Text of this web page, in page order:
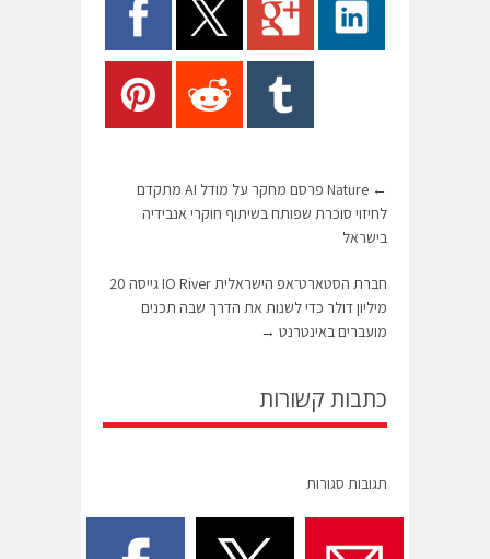
←
Nature פרסם מחקר על מודל AI מתקדם
לחיזוי סוכרת שפותח בשיתוף חוקרי אנבידיה
בישראל
חברת הסטארט־אפ הישראלית IO River גייסה 20
מיליון דולר כדי לשנות את הדרך שבה תכנים
מועברים באינטרנט →
כתבות קשורות
תגובות סגורות